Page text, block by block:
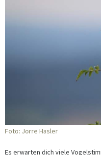
Foto: Jorre Hasler
Es erwarten dich viele